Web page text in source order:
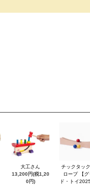
大工さん
13,200円(税1,20
0円)
チックタッ
ロープ 【グ
ド・トイ